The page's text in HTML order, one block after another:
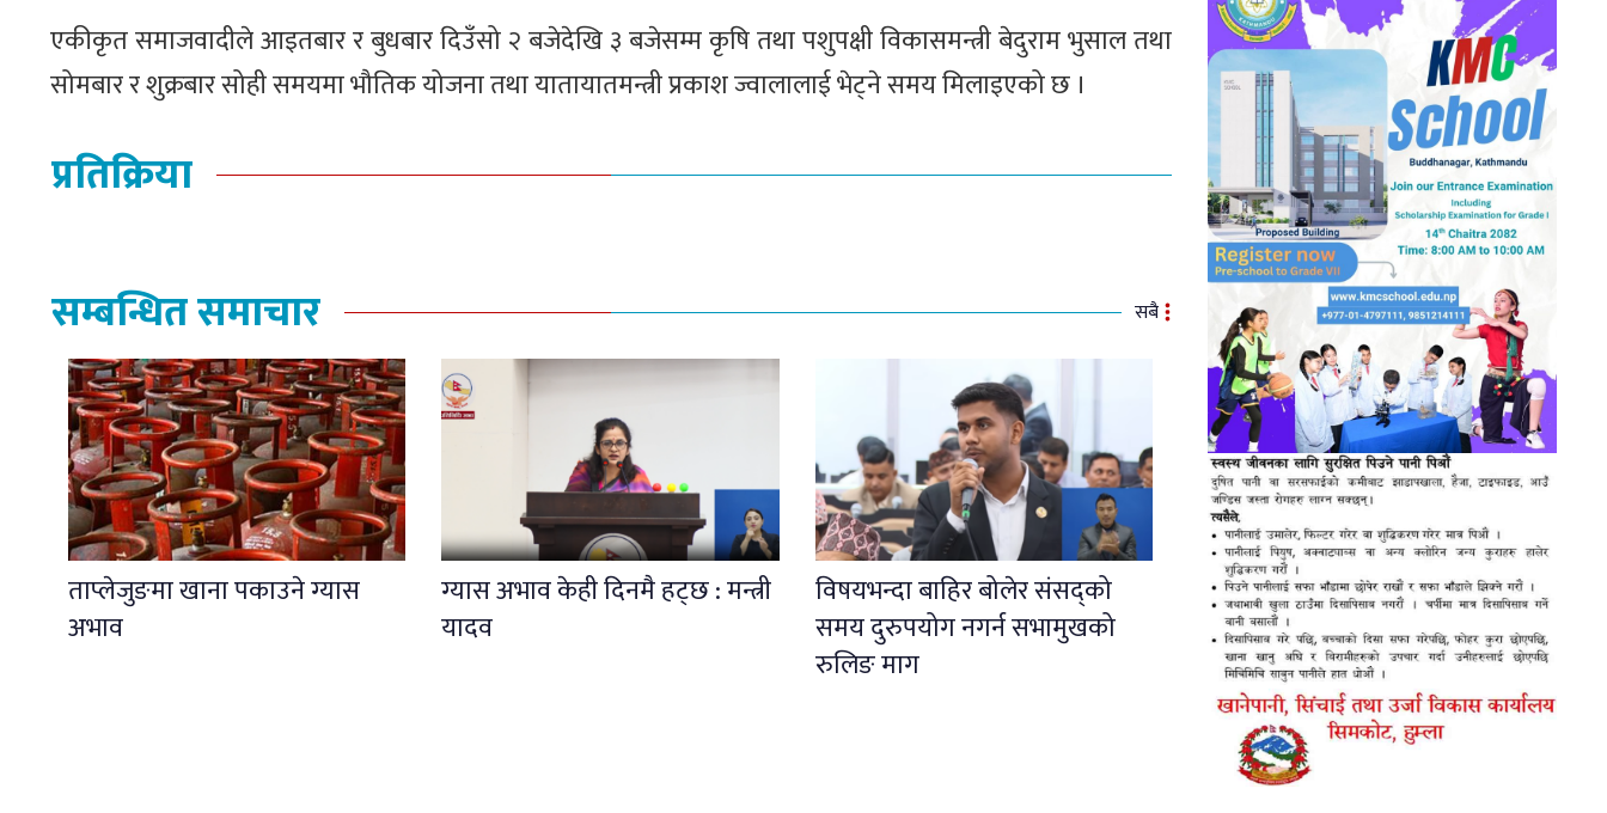
एकीकृत समाजवादीले आइतबार र बुधबार दिउँसो २ बजेदेखि ३ बजेसम्म कृषि तथा पशुपक्षी विकासमन्त्री बेदुराम भुसाल तथा
सोमबार र शुक्रबार सोही समयमा भौतिक योजना तथा यातायातमन्त्री प्रकाश ज्वालालाई भेट्ने समय मिलाइएको छ ।
प्रतिक्रिया
सम्बन्धित समाचार सबै
ताप्लेजुङमा खाना पकाउने ग्यास
अभाव
ग्यास अभाव केही दिनमै हट्छ : मन्त्री
यादव
विषयभन्दा बाहिर बोलेर संसद्को
समय दुरुपयोग नगर्न सभामुखको
रुलिङ माग